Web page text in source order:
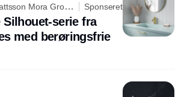
Mora Group
Sponseret
serie fra
med berøringsfrie